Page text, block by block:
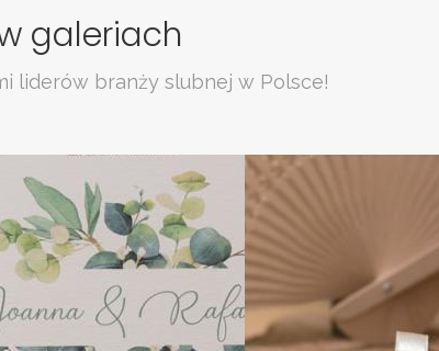
galeriach
liderów branży slubnej w Polsce!